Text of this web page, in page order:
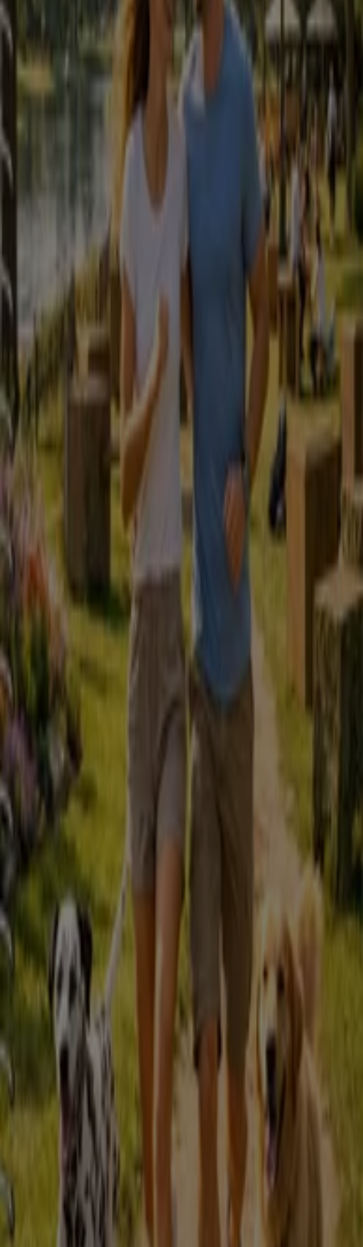
Petoutlet
Chegou o verão
Válido até 31/08
Outras empresas de Bancos e
Serviços em Porto
Encontra folhetos de Pronto Wash
na tua cidade
Pronto Wash em Lisboa
Pronto Wash em Vila Nova
de Gaia
Pronto Wash em Odivelas
Ver mais cidades
Vista rápida de ofertas em Pronto
Wash em Porto
Categoria: Bancos e Serviços
Folhetos e promoções de Pronto
Wash em Porto
A Pronto Wash é uma empresa de lavagem de veículos.
Está presente sobretudo em parques de
estacionamento de centros comerciais e hipermercados,
assim como também hospitais, estádios e
Mais informações de Pronto Wash